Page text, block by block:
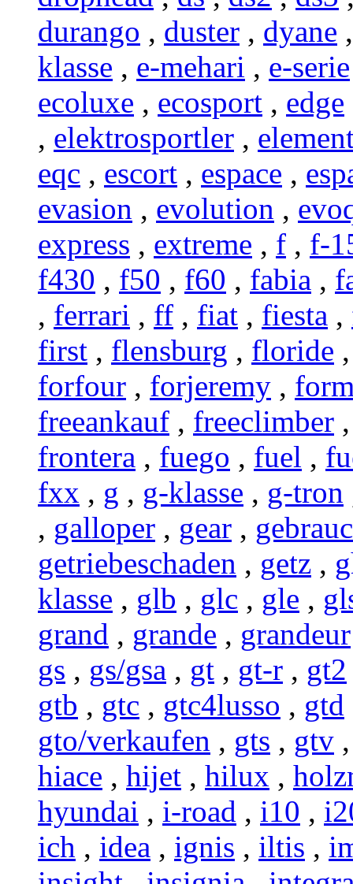
durango , duster , dyane
klasse , e-mehari , e-serie
ecoluxe , ecosport , edge
, elektrosportler ,
eqc , escort , espace ,
evasion , evolution ,
express , extreme , f , f-
f430 , f50 , f60 , fabia ,
, ferrari , ff , fiat , fiesta ,
first , flensburg , floride
forfour , forjeremy ,
freeankauf , freeclimber
frontera , fuego , fuel ,
fxx , g , g-klasse , g-tron
, galloper , gear ,
getriebeschaden , getz ,
klasse , glb , glc , gle ,
grand , grande , grandeur
gs , gs/gsa , gt , gt-r , gt2
gtb , gtc , gtc4lusso , gtd
gto/verkaufen , gts , gtv
hiace , hijet , hilux ,
hyundai , i-road , i10 ,
ich , idea , ignis , iltis ,